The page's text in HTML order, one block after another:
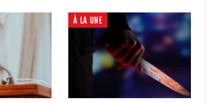
À LA UNE